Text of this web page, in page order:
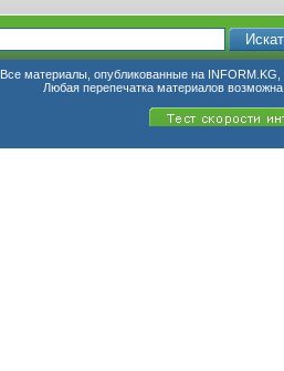
Все материалы, опубликованные на INFORM.KG,
Любая перепечатка материалов